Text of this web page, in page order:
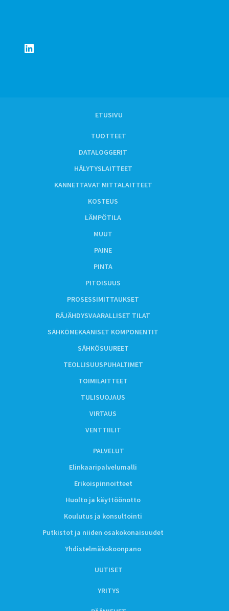
LinkedIn
ETUSIVU
TUOTTEET
DATALOGGERIT
HÄLYTYSLAITTEET
KANNETTAVAT MITTALAITTEET
KOSTEUS
LÄMPÖTILA
MUUT
PAINE
PINTA
PITOISUUS
PROSESSIMITTAUKSET
RÄJÄHDYSVAARALLISET TILAT
SÄHKÖMEKAANISET KOMPONENTIT
SÄHKÖSUUREET
TEOLLISUUSPUHALTIMET
TOIMILAITTEET
TULISUOJAUS
VIRTAUS
VENTTIILIT
PALVELUT
Elinkaaripalvelumalli
Erikoispinnoitteet
Huolto ja käyttöönotto
Koulutus ja konsultointi
Putkistot ja niiden osakokonaisuudet
Yhdistelmäkokoonpano
UUTISET
YRITYS